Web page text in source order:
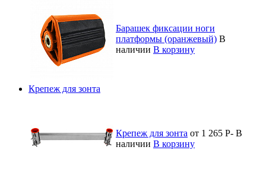
Барашек фиксации ноги
платформы (оранжевый) В
наличии В корзину
Крепеж для зонта
Крепеж для зонта от 1 265 Р- В
наличии В корзину